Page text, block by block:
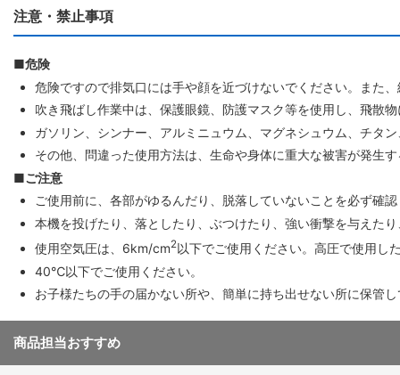
注意・禁止事項
■危険
危険ですので排気口には手や顔を近づけないでください。また
吹き飛ばし作業中は、保護眼鏡、防護マスク等を使用し、飛散
ガソリン、シンナー、アルミニュウム、マグネシュウム、チタ
その他、問違った使用方法は、生命や身体に重大な被害が発生
■ご注意
ご使用前に、各部がゆるんだり、脱落していないことを必ず確
本機を投げたり、落としたり、ぶつけたり、強い衝撃を与えた
使用空気圧は、6km/cm2以下でご使用ください。高圧で使用し
40℃以下でご使用ください。
お子様たちの手の届かない所や、簡単に持ち出せない所に保管
商品担当おすすめ